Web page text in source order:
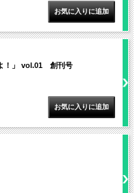
！」 vol.01 創刊号